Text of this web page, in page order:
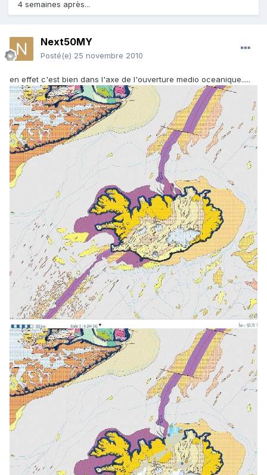
4 semaines après...
Next50MY
Posté(e) 25 novembre 2010
en effet c'est bien dans l'axe de l'ouverture medio oceanique.....